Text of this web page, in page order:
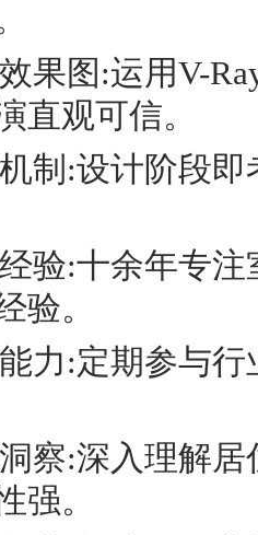
果图:运用V-
直观可信。
制:设计阶段即
验:十余年专注
验。
力:定期参与行
察:深入理解居
强。